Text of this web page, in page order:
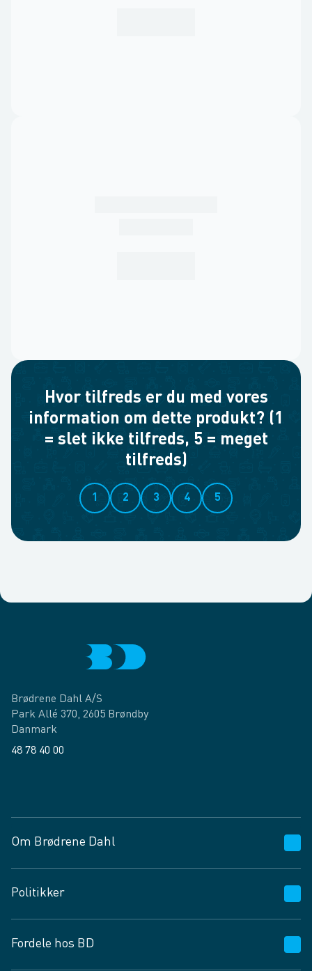
Hvor tilfreds er du med vores
information om dette produkt? (1
= slet ikke tilfreds, 5 = meget
tilfreds)
1 2 3 4 5
Brødrene Dahl A/S
Park Allé 370, 2605 Brøndby
Danmark
48 78 40 00
Om Brødrene Dahl
Vagttelefon 30 10 89 89
Spørgsmål og svar
Job og karriere
Politikker
Privatlivspolitik
Fordele hos BD